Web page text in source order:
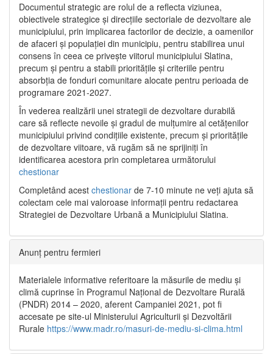
Documentul strategic are rolul de a reflecta viziunea,
obiectivele strategice și direcțiile sectoriale de dezvoltare ale
municipiului, prin implicarea factorilor de decizie, a oamenilor
de afaceri și populației din municipiu, pentru stabilirea unui
consens în ceea ce privește viitorul municipiului Slatina,
precum și pentru a stabili prioritățile și criteriile pentru
absorbția de fonduri comunitare alocate pentru perioada de
programare 2021-2027.
În vederea realizării unei strategii de dezvoltare durabilă
care să reflecte nevoile și gradul de mulțumire al cetățenilor
municipiului privind condițiile existente, precum și prioritățile
de dezvoltare viitoare, vă rugăm să ne sprijiniți în
identificarea acestora prin completarea următorului
chestionar
Completând acest chestionar de 7-10 minute ne veți ajuta să
colectam cele mai valoroase informații pentru redactarea
Strategiei de Dezvoltare Urbană a Municipiului Slatina.
Anunț pentru fermieri
Materialele informative referitoare la măsurile de mediu și
climă cuprinse în Programul Național de Dezvoltare Rurală
(PNDR) 2014 – 2020, aferent Campaniei 2021, pot fi
accesate pe site-ul Ministerului Agriculturii și Dezvoltării
Rurale https://www.madr.ro/masuri-de-mediu-si-clima.html